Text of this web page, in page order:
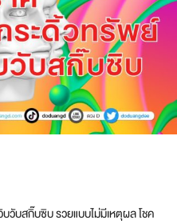
วับสกิ๊บซิบ รวยแบบไม่มีเหตุผล โชค